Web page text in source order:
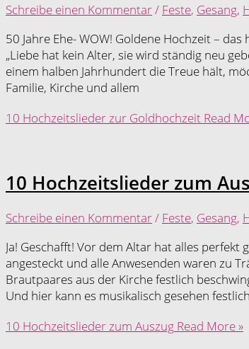
Schreibe einen Kommentar/ Feste, Gesang,
50 Jahre Ehe- WOW! Goldene Hochzeit –
„Liebe hat kein Alter, sie wird ständig neu
einem halben Jahrhundert die Treue hält,
Familie, Kirche und allem
10 Hochzeitslieder zur Goldhochzeit Read
10 Hochzeitslieder zum
Schreibe einen Kommentar/ Feste, Gesang,
Ja! Geschafft! Vor dem Altar hat alles
angesteckt und alle Anwesenden waren zu
Brautpaares aus der Kirche festlich
Und hier kann es musikalisch gesehen
10 Hochzeitslieder zum Auszug Read More »